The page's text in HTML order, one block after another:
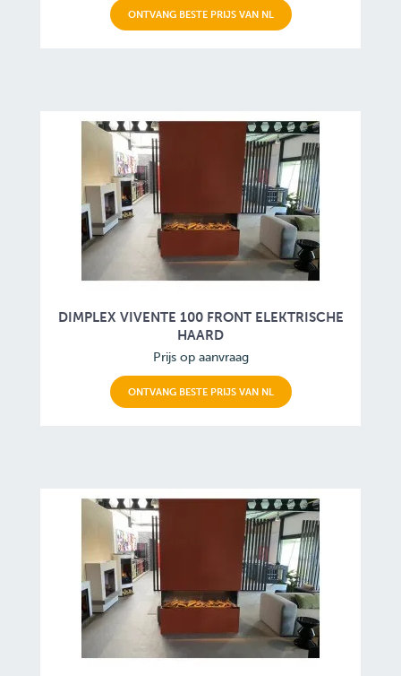
ONTVANG BESTE PRIJS VAN NL
DIMPLEX VIVENTE 100 FRONT ELEKTRISCHE
HAARD
Prijs op aanvraag
ONTVANG BESTE PRIJS VAN NL